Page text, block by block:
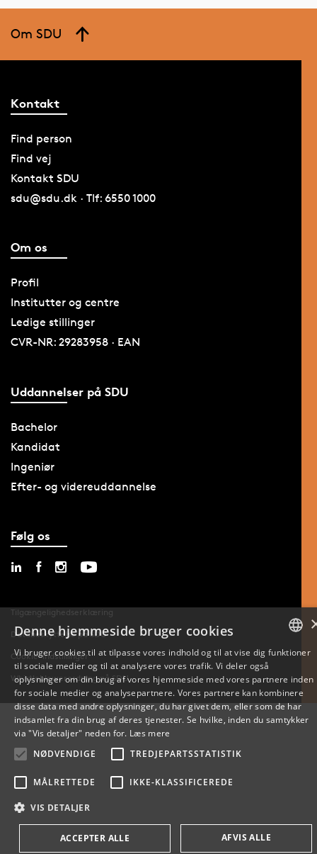
Om SDU
Kontakt
Find person
Find vej
Kontakt SDU
sdu@sdu.dk · Tlf: 6550 1000
Om os
Profil
Institutter og centre
Ledige stillinger
CVR-NR: 29283958 · EAN
Uddannelser på SDU
Bachelor
Kandidat
Ingeniør
Efter- og videreuddannelse
Følg os
Tilgængelighedserklæring
Databeskyttelse på SDU
Cookie-indstillinger
Whistleblowerordning på SDU
ENGLISH
Denne hjemmeside bruger cookies
Vi bruger cookies til at tilpasse vores indhold og til at vise dig funktioner
til sociale medier og til at analysere vores trafik. Vi deler også
oplysninger om din brug af vores hjemmeside med vores partnere inden
for sociale medier og analysepartnere. Vores partnere kan kombinere
disse data med andre oplysninger, du har givet dem, eller som de har
indsamlet fra din brug af deres tjenester. Se hvilke, inden du samtykker
via "Vis detaljer" neden for. Læs mere
NØDVENDIGE
TREDJEPARTSSTATISTIK
MÅLRETTEDE IKKE-KLASSIFICEREDE
VIS DETALJER
ACCEPTER ALLE AFVIS ALLE